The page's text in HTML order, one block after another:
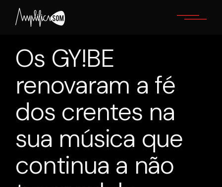
content
Os GY!BE
renovaram a fé
dos crentes na
sua música que
continua a não